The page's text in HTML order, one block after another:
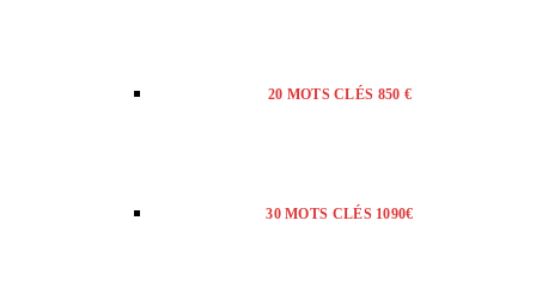
20 MOTS CLÉS 850 €
30 MOTS CLÉS 1090€